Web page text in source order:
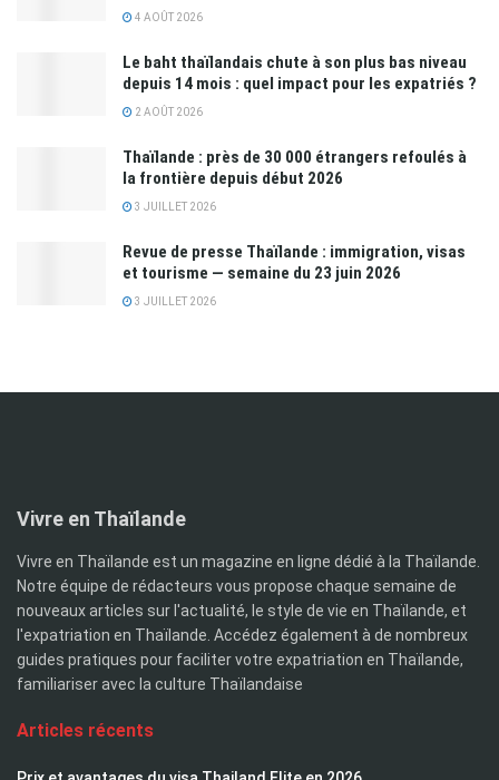
4 AOÛT 2026
Le baht thaïlandais chute à son plus bas niveau
depuis 14 mois : quel impact pour les expatriés ?
2 AOÛT 2026
Thaïlande : près de 30 000 étrangers refoulés à
la frontière depuis début 2026
3 JUILLET 2026
Revue de presse Thaïlande : immigration, visas
et tourisme — semaine du 23 juin 2026
3 JUILLET 2026
Vivre en Thaïlande
Vivre en Thaïlande est un magazine en ligne dédié à la Thaïlande.
Notre équipe de rédacteurs vous propose chaque semaine de
nouveaux articles sur l'actualité, le style de vie en Thaïlande, et
l'expatriation en Thaïlande. Accédez également à de nombreux
guides pratiques pour faciliter votre expatriation en Thaïlande,
familiariser avec la culture Thaïlandaise
Articles récents